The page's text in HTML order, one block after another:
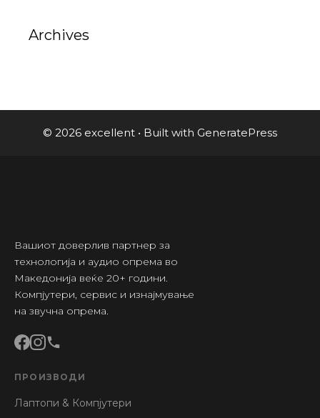
Archives
© 2026 excellent • Built with GeneratePress
Вашиот доверлив партнер за
технологија и аудио опрема во
Македонија веќе 20+ години.
Компјутери, сервис и изнајмување
на звучна опрема.
ПРОИЗВОДИ
Лаптопи & Компјутери